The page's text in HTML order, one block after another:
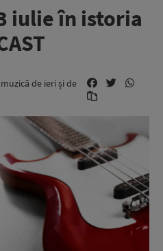
iulie în istoria
de ieri și de